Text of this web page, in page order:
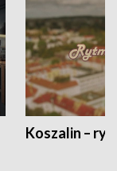
Koszalin –